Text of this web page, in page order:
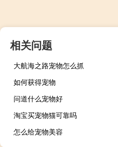
相关问题
大航海之路宠物怎么抓
如何获得宠物
问道什么宠物好
淘宝买宠物猫可靠吗
怎么给宠物美容